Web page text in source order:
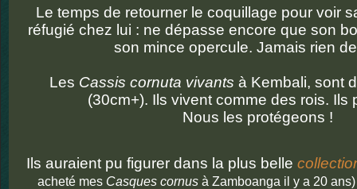
Le temps de retourner le coquillage pour voir
réfugié chez lui : ne dépasse encore que son
son mince opercule. Jamais rien
Les Cassis cornuta vivants à Kembali, sont
(30cm+). Ils vivent comme des rois. Ils
Nous les protégeons !
Ils auraient pu figurer dans la plus belle
acheté mes Casques cornus à Zamboanga il y a 20